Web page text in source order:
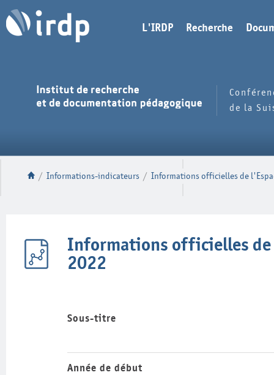
L'IRDP Recherche
de la
/ Informations-indicateurs / Informations officielles de
Informations officielles de
2022
Sous-titre
Année de début